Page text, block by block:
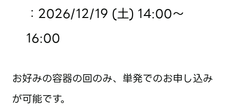
：2026/12/19 (土) 14:00〜
16:00
お好みの容器の回のみ、単発でのお申し込み
が可能です。